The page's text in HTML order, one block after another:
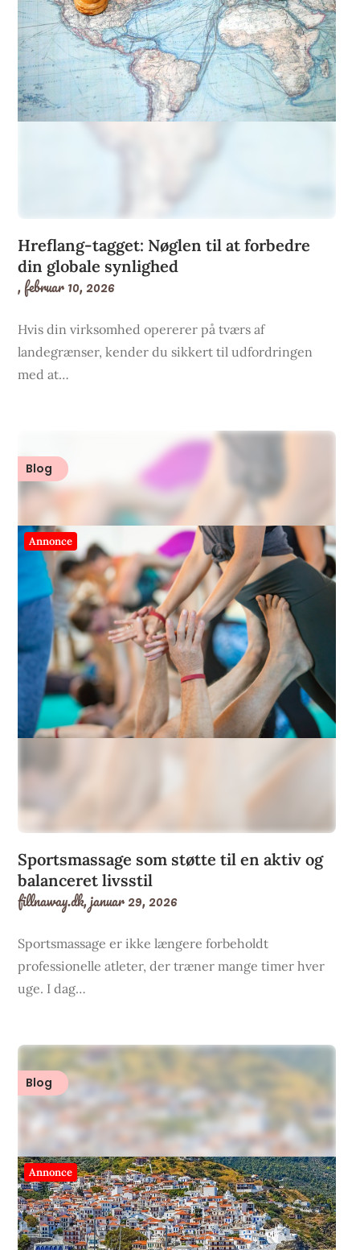
Hreflang-tagget: Nøglen til at forbedre
din globale synlighed
,februar 10, 2026
Hvis din virksomhed opererer på tværs af
landegrænser, kender du sikkert til udfordringen
med at…
Blog
Annonce
Sportsmassage som støtte til en aktiv og
balanceret livsstil
fillnaway.dk,januar 29, 2026
Sportsmassage er ikke længere forbeholdt
professionelle atleter, der træner mange timer hver
uge. I dag…
Blog
Annonce